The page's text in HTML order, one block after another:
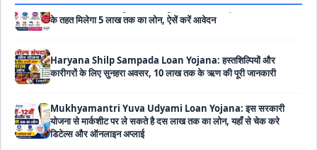
Haryana Shilp Sampada Loan Yojana: हस्तशिल्पियों और
Mukhyamantri Yuva Udyami Loan Yojana: इस सरकारी
योजना से मार्कशीट पर ले सकते है दस लाख तक का लोन, यहाँ से चेक करे
Haryana Widow Loan Scheme: इस सरकारी स्कीम से महिलाओं को
मिलता है 3 लाख का लोन, साथ ही 50000 रूपए की सब्सिडी